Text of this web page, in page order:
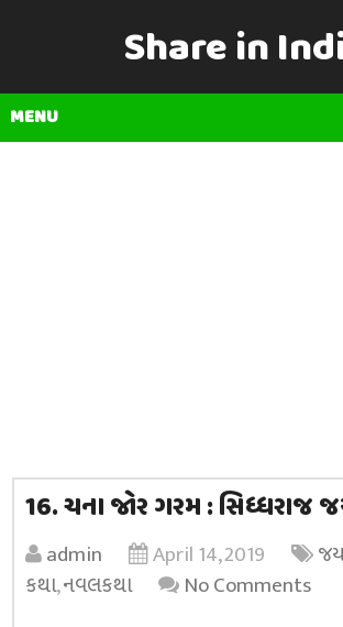
Share in
MENU
16. ચના જોર ગરમ : સિધ્ધરાજ
admin April 14, 2019
કથા,નવલકથા No Comments